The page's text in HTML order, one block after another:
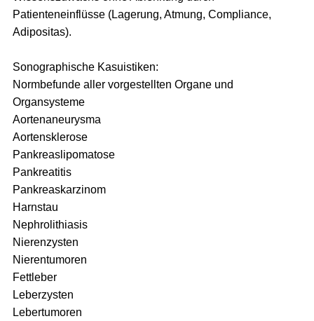
Patienteneinflüsse (Lagerung, Atmung, Compliance,
Adipositas).
Sonographische Kasuistiken:
Normbefunde aller vorgestellten Organe und
Organsysteme
Aortenaneurysma
Aortensklerose
Pankreaslipomatose
Pankreatitis
Pankreaskarzinom
Harnstau
Nephrolithiasis
Nierenzysten
Nierentumoren
Fettleber
Leberzysten
Lebertumoren